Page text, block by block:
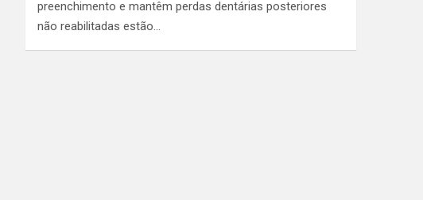
preenchimento e mantêm perdas dentárias posteriores
não reabilitadas estão…